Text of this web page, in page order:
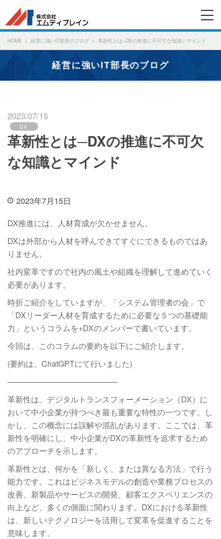
HOME 経営に強いIT部長のブログ 革新性とは─DXの推進に不可欠な知識とマインド
経営に強いIT部長のブログ
2023/07/15
DX
革新性とは─DXの推進に不可欠
な知識とマインド
2023年7月15日
DX推進には、人材育成が欠かせません。
DXは外部から人材を呼んできてすぐにできるものではあ
りません。
社内変革ですので社内の風土や組織を理解して進めていく
必要があります。
時折ご紹介をしていますが、「システム管理者の会」で
「DXリーダー人材を育成するために必要な５つの基礎能
力」というコラムを+DXのメンバーで書いています。
今回は、このコラムの要約を以下にご紹介します。
(要約は、ChatGPTにて行いました)
——————————————
革新性は、デジタルトランスフォーメーション（DX）に
おいて中小企業が持つべき最も重要な特性の一つです。し
かし、この概念には誤解や混乱があります。ここでは、革
新性を明確にし、中小企業がDXの革新性を追求するため
のアプローチを示します。
革新性とは、何かを「新しく、または異なる方法」で行う
能力です。これはビジネスモデルの創造や業務プロセスの
改善、新製品やサービスの開発、顧客エクスペリエンスの
向上など、多くの側面に関わります。DXにおける革新性
は、新しいテクノロジーを活用して変革を促進することを
意味します。